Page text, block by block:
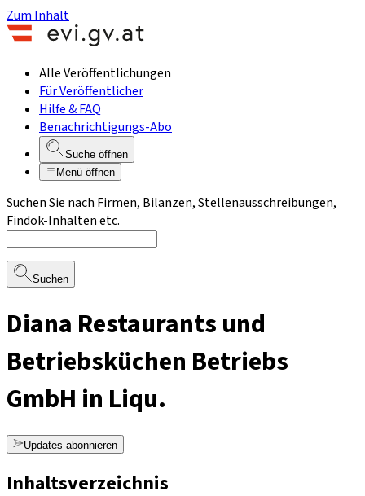
Zum Inhalt
Alle Veröffentlichungen
Für Veröffentlicher
Hilfe & FAQ
Benachrichtigungs-Abo
Suche öffnen
Menü öffnen
Suchen Sie nach Firmen, Bilanzen, Stellenausschreibungen,
Findok-Inhalten etc.
Suchen
Diana Restaurants und
Betriebsküchen Betriebs
GmbH in Liqu.
Updates abonnieren
Inhaltsverzeichnis